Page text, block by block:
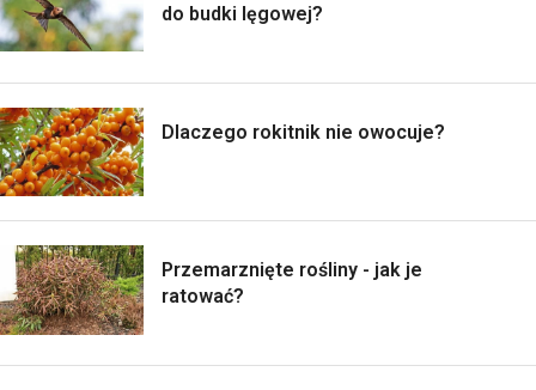
do budki lęgowej?
Dlaczego rokitnik nie owocuje?
Przemarznięte rośliny - jak je
ratować?